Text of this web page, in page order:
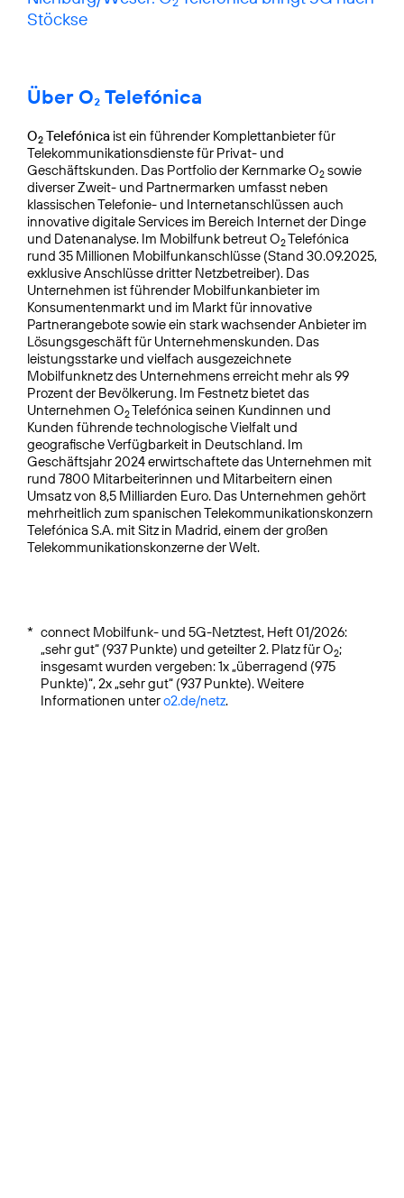
Stöckse
Über O₂ Telefónica
O2 Telefónica ist ein führender Komplettanbieter für
Telekommunikationsdienste für Privat- und
Geschäftskunden. Das Portfolio der Kernmarke O2 sowie
diverser Zweit- und Partnermarken umfasst neben
klassischen Telefonie- und Internetanschlüssen auch
innovative digitale Services im Bereich Internet der Dinge
und Datenanalyse. Im Mobilfunk betreut O2Telefónica
rund 35 Millionen Mobilfunkanschlüsse (Stand 30.09.2025,
exklusive Anschlüsse dritter Netzbetreiber). Das
Unternehmen ist führender Mobilfunkanbieter im
Konsumentenmarkt und im Markt für innovative
Partnerangebote sowie ein stark wachsender Anbieter im
Lösungsgeschäft für Unternehmenskunden. Das
leistungsstarke und vielfach ausgezeichnete
Mobilfunknetz des Unternehmens erreicht mehr als 99
Prozent der Bevölkerung. Im Festnetz bietet das
Unternehmen O2Telefónica seinen Kundinnen und
Kunden führende technologische Vielfalt und
geografische Verfügbarkeit in Deutschland. Im
Geschäftsjahr 2024 erwirtschaftete das Unternehmen mit
rund 7800 Mitarbeiterinnen und Mitarbeitern einen
Umsatz von 8,5 Milliarden Euro. Das Unternehmen gehört
mehrheitlich zum spanischen Telekommunikationskonzern
Telefónica S.A. mit Sitz in Madrid, einem der großen
Telekommunikationskonzerne der Welt.
* connect Mobilfunk- und 5G-Netztest, Heft 01/2026:
„sehr gut“ (937 Punkte) und geteilter 2. Platz für O2;
insgesamt wurden vergeben: 1x „überragend (975
Punkte)“, 2x „sehr gut“ (937 Punkte). Weitere
Informationen untero2.de/netz.